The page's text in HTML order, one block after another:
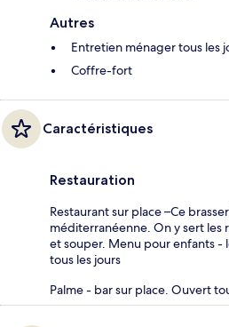
Autres
Entretien ménager tous les
Coffre-fort
Caractéristiques
Restauration
Restaurant sur place –Ce
méditerranéenne. On y sert les
et souper. Menu pour enfants -
tous les jours
Palme - bar sur place. Ouvert